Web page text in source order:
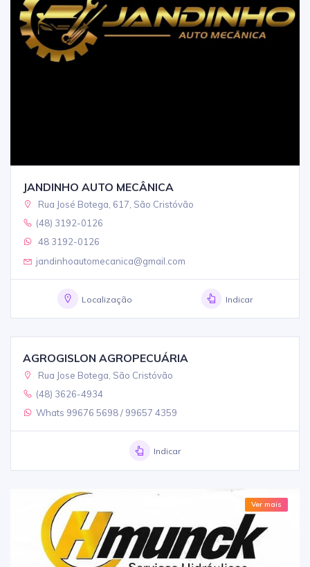
JANDINHO AUTO MECÂNICA
Rua José Botega, 617, São Cristóvão
(48) 3192-0126
48 3192-0126
jandinhoautomecanica@gmail.com
Localização Indicar
AGROGISLON AGROPECUÁRIA
Rua Jose Botega, São Cristóvão
(48) 3626-4934
Whats 99676 5698 / 99657 4359
Indicar
Ver mais